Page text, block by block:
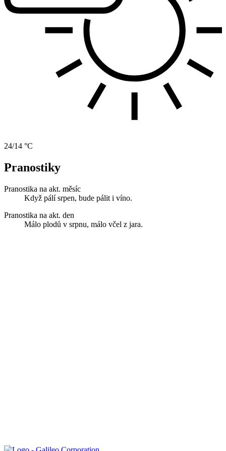
24/14 °C
Pranostiky
Pranostika na akt. měsíc
Když pálí srpen, bude pálit i víno.
Pranostika na akt. den
Málo plodů v srpnu, málo včel z jara.